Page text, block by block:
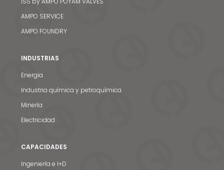
AMPO SERVICE
AMPO FOUNDRY
INDUSTRIAS
Energia
Industria química y petroquímica
Minería
Electricidad
CAPACIDADES
Ingeniería e I+D